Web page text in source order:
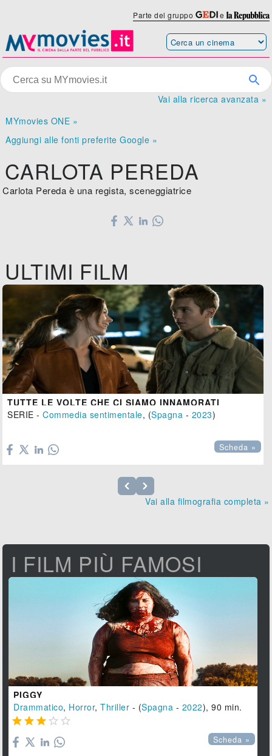
Parte del gruppo e
Vai alla ricerca avanzata »
MYmovies ONE »
Aggiungi alle fonti preferite Google »
CARLOTA PEREDA
Carlota Pereda è una regista, sceneggiatrice
ULTIMI FILM
TUTTE LE VOLTE CHE CI SIAMO INNAMORATI
SERIE -Commedia sentimentale, (Spagna - 2023)
Scheda »
Vai alla filmografia completa »
I FILM PIÙ FAMOSI
PIGGY
Drammatico, Horror,Thriller - (Spagna - 2022), 90 min.
    
Scheda »